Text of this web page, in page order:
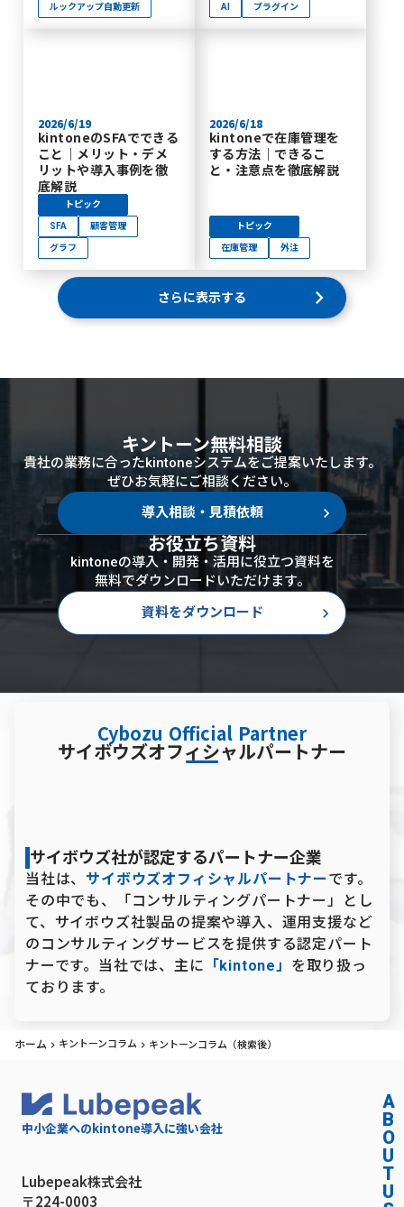
ルックアップ自動更新 AI プラグイン
2026/6/19
kintoneのSFAでできる
こと｜メリット・デメ
リットや導入事例を徹
底解説
トピック
SFA 顧客管理
グラフ
2026/6/18
kintoneで在庫管理を
する方法｜できるこ
と・注意点を徹底解説
トピック
在庫管理 外注
さらに表示する keyboard_arrow_right
キントーン無料相談
貴社の業務に合ったkintoneシステムをご提案いたします。
ぜひお気軽にご相談ください。
導入相談・見積依頼
keyboard_arrow_right
お役立ち資料
kintoneの導入・開発・活用に役立つ資料を
無料でダウンロードいただけます。
資料をダウンロード
keyboard_arrow_right
Cybozu Official Partner
サイボウズオフィシャルパートナー
サイボウズ社が認定するパートナー企業
当社は、サイボウズオフィシャルパートナー です。
その中でも、「コンサルティングパートナー」とし
て、サイボウズ社製品の提案や導入、運用支援など
のコンサルティングサービスを提供する認定パート
ナーです。当社では、主に 「kintone」 を取り扱っ
ております。
ホーム keyboard_arrow_right キントーンコラム keyboard_arrow_right キントーンコラム（検索後）
中小企業へのkintone導入に強い会社
Lubepeak株式会社
〒224-0003
A
B
O
U
T
U